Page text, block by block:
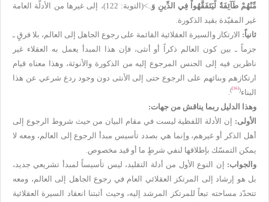
مِّنْهُمْ طَآئِفَةٌ لِّيَتَفَقَّهُواْ فِي الدِّينِ وَ <
(التوبة: 122)، إلى غيرها من الأدلّة العامة
غير المقيّدة بقيد الذكورة.
ثانياً: الارتكاز والسيرة العقلائية القائمة على رجوع الجاهل إلى العالم، بلا فرقٍ ـ
جزماً ـ بين كون العالم ذكراً أو أنثى، فإن هذا المبدأ يعمل به العقلاء غير
ناظرين فيه إلى الجنس المرجوع إليه من الذكورة والأنوثة، وهذا معناه قيام
ارتكازهم وبنائهم على الرجوع حتى إلى الأنثى دون وجود ردع شرعي عن هذا
البناء(
[36]
)
وهذا الدليل ربما يناقش من جهات:
الأولى: إن الأدلة اللفظية ليست في مقام البيان من حيث شروط الرجوع إلى
أهل الذكر أو غيرهم، وإنما هي بصدد تأسيس مبدأ الرجوع إلى العالم، ومعه لا
يمكن التمسّك بإطلاقها لنفي شرطٍ ما أو قيد مخصوص.
والجواب: إن النوع الأول من أدلة التقليد، ليس تأسيساً لمبدأ تشريعي جديد،
بل هو إرشاد إلى المرتكز العقلائي العام في رجوع الجاهل إلى العالم، ومعه
تتحدّد مساحته تبعاً للمرتكز المرشد إليه، وحيث أثبتنا انعقاد السيرة العقلائية